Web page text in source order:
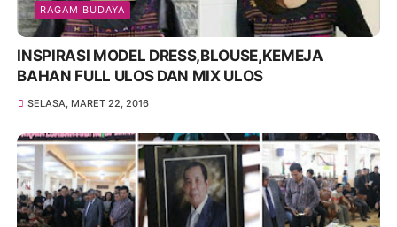
RAGAM BUDAYA
INSPIRASI MODEL DRESS,BLOUSE,KEMEJA
BAHAN FULL ULOS DAN MIX ULOS
SELASA, MARET 22, 2016